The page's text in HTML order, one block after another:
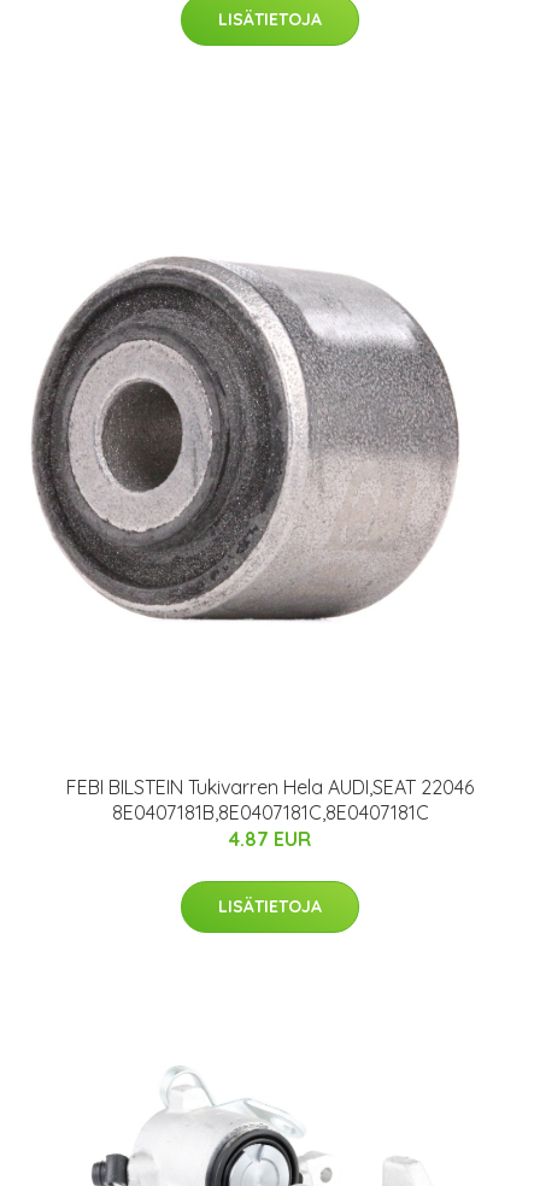
LISÄTIETOJA
FEBI BILSTEIN Tukivarren Hela AUDI,SEAT 22046
8E0407181B,8E0407181C,8E0407181C
4.87 EUR
LISÄTIETOJA